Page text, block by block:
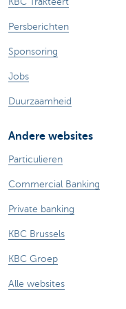
Persberichten
Sponsoring
Jobs
Duurzaamheid
Andere websites
Particulieren
Commercial Banking
Private banking
KBC Brussels
KBC Groep
Alle websites